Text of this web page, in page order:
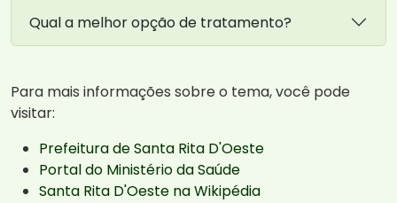
Qual a melhor opção de tratamento?
Para mais informações sobre o tema, você pode
visitar:
Prefeitura de Santa Rita D'Oeste
Portal do Ministério da Saúde
Santa Rita D'Oeste na Wikipédia